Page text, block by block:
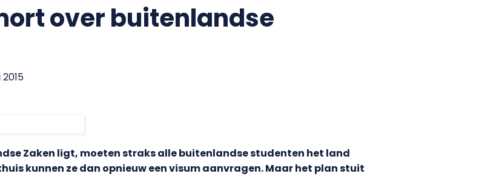
over buitenlandse
Zaken ligt, moeten straks alle buitenlandse studenten het land
kunnen ze dan opnieuw een visum aanvragen. Maar het plan stuit